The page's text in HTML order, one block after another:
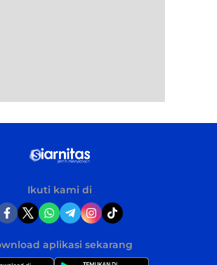
Ikuti kami di
aplikasi sekarang